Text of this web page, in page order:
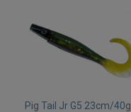
Pig Tail Jr G5 23cm/40g